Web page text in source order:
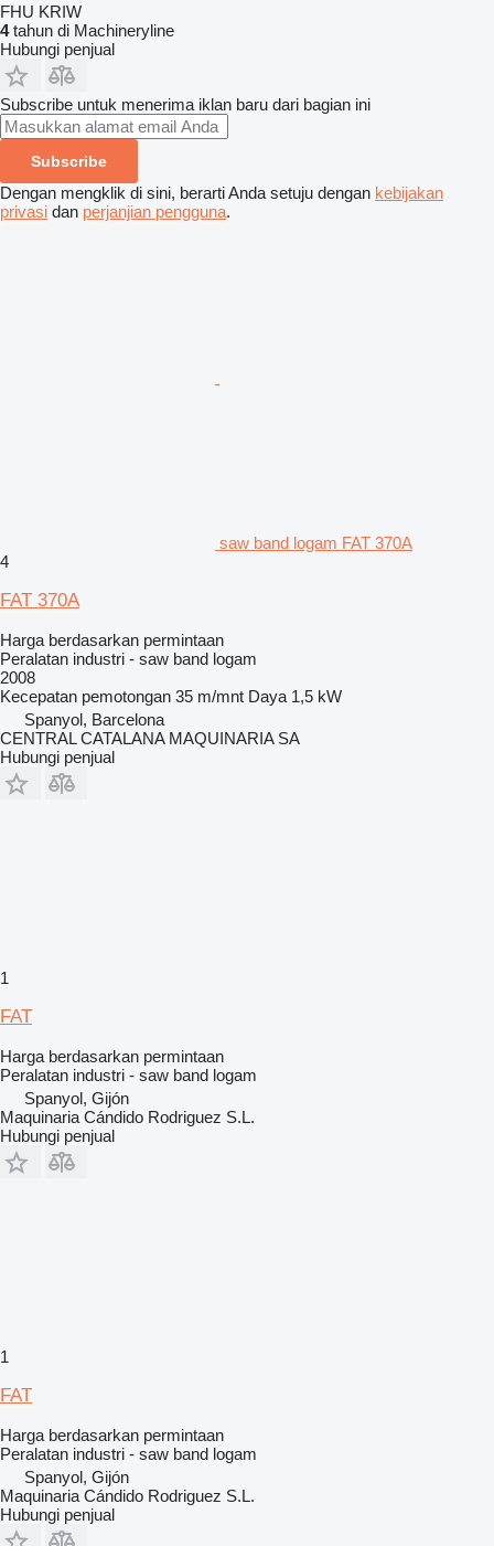
FHU KRIW
4tahun di Machineryline
Hubungi penjual
Subscribe untuk menerima iklan baru dari bagian ini
Subscribe
Dengan mengklik di sini, berarti Anda setuju dengan kebijakan
privasi dan perjanjian pengguna.
saw band logam FAT 370A
4
FAT 370A
Harga berdasarkan permintaan
Peralatan industri - saw band logam
2008
Kecepatan pemotongan 35 m/mnt Daya 1,5 kW
Spanyol, Barcelona
CENTRAL CATALANA MAQUINARIA SA
Hubungi penjual
1
FAT
Harga berdasarkan permintaan
Peralatan industri - saw band logam
Spanyol, Gijón
Maquinaria Cándido Rodriguez S.L.
Hubungi penjual
1
FAT
Harga berdasarkan permintaan
Peralatan industri - saw band logam
Spanyol, Gijón
Maquinaria Cándido Rodriguez S.L.
Hubungi penjual